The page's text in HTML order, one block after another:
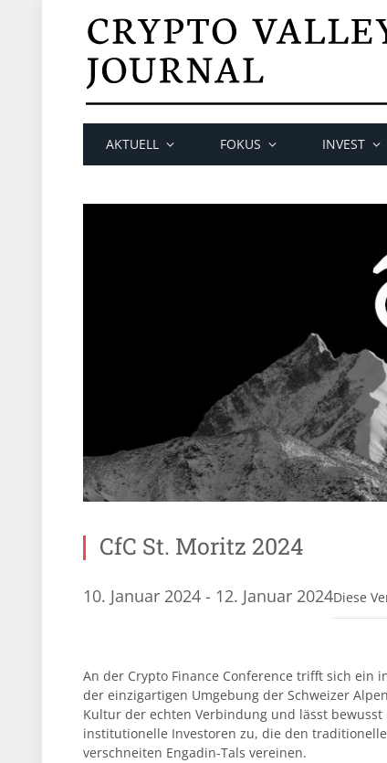
AKTUELL FOKUS INVEST
CfC St. Moritz 2024
10. Januar 2024 - 12. Januar 2024Diese
An der Crypto Finance Conference trifft sich
der einzigartigen Umgebung der Schweizer
Kultur der echten Verbindung und lässt
institutionelle Investoren zu, die den
verschneiten Engadin-Tals vereinen.